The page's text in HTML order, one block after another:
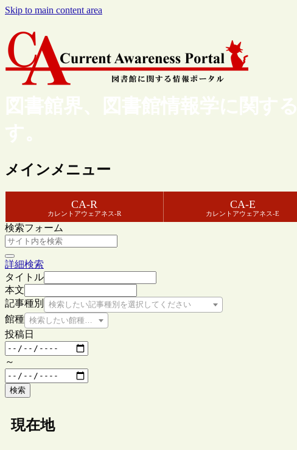
Skip to main content area
図書館界、図書館情報学に関す
す。
メインメニュー
CA-R
カレントアウェアネス-R
CA-E
カレントアウェアネス-E
検索フォーム
詳細検索
タイトル
本文
記事種別
検索したい記事種別を選択してください
館種 検索したい館種を選択してください
投稿日
～
検索
現在地